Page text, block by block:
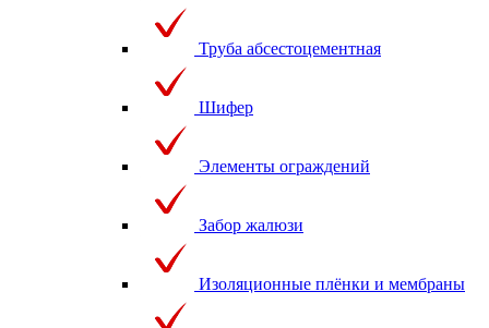
Труба абсестоцементная
Шифер
Элементы ограждений
Забор жалюзи
Изоляционные плёнки и мембраны